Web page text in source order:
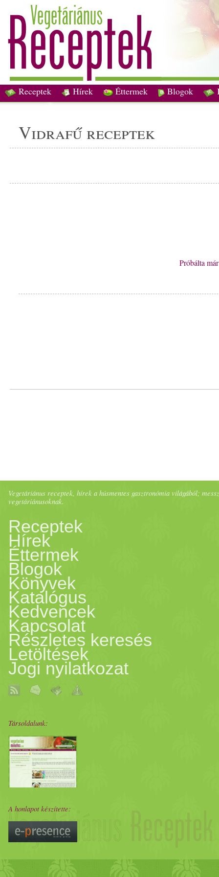
Receptek Hírek Éttermek Blogok
vidrafű receptek
Próbálta
Vegetáriánus receptek, hírek a húsmentes gasztronómia világából;
vegetáriánusoknak.
Receptek
Hírek
Éttermek
Blogok
Könyvek
Katalógus
Kedvencek
Kapcsolat
Részletes keresés
Letöltések
Jogi nyilatkozat
Társoldalunk:
A honlapot készítette: